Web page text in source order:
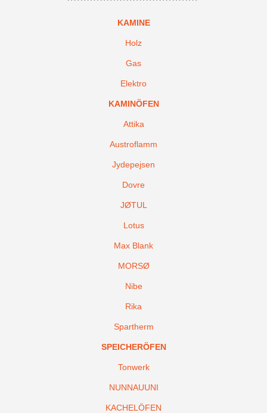
KAMINE
Holz
Gas
Elektro
KAMINÖFEN
Attika
Austroflamm
Jydepejsen
Dovre
JØTUL
Lotus
Max Blank
MORSØ
Nibe
Rika
Spartherm
SPEICHERÖFEN
Tonwerk
NUNNAUUNI
KACHELÖFEN